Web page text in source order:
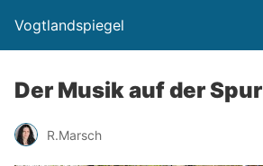
Vogtlandspiegel
Der Musik auf der Spur
R.Marsch